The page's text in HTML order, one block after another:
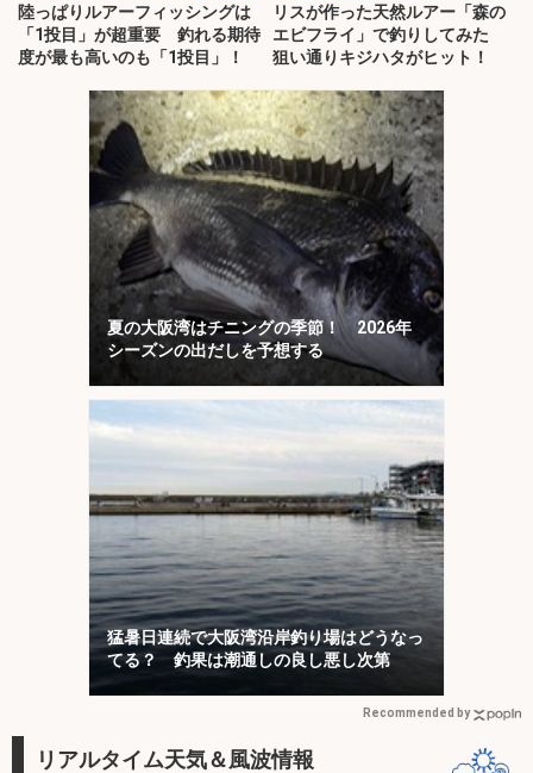
陸っぱりルアーフィッシングは
「1投目」が超重要 釣れる期待
度が最も高いのも「1投目」！
リスが作った天然ルアー「森の
エビフライ」で釣りしてみた
狙い通りキジハタがヒット！
夏の大阪湾はチニングの季節！ 2026年
シーズンの出だしを予想する
猛暑日連続で大阪湾沿岸釣り場はどうなっ
てる？ 釣果は潮通しの良し悪し次第
Recommended by
リアルタイム天気＆風波情報